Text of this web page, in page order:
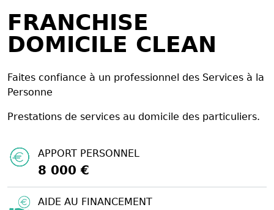
FRANCHISE
DOMICILE CLEAN
Faites confiance à un professionnel des Services à la
Personne
Prestations de services au domicile des particuliers.
APPORT PERSONNEL
8 000 €
AIDE AU FINANCEMENT